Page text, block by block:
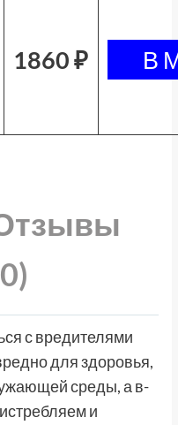
1860 ₽
с вредителями
для здоровья,
среды, а в-
и